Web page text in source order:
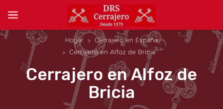
Hogar
Cerrajero en España
Cerrajero en Alfoz de Bricia
Cerrajero en Alfoz de
Bricia